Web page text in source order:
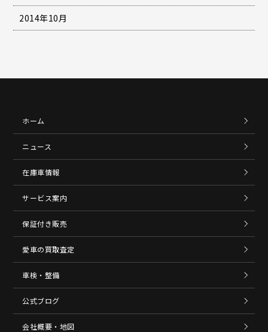
2014年10月
ホーム
ニュース
在庫車情報
サービス案内
保証付き販売
愛車の買取査定
車検・整備
公式ブログ
会社概要・地図